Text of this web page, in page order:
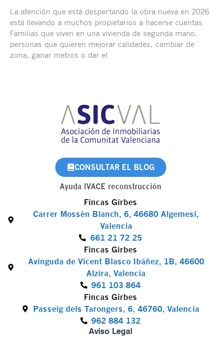
La atención que está despertando la obra nueva en 2026
está llevando a muchos propietarios a hacerse cuentas.
Familias que viven en una vivienda de segunda mano,
personas que quieren mejorar calidades, cambiar de
zona, ganar metros o dar el
CONSULTAR EL BLOG
Ayuda IVACE reconstrucción
Fincas Girbes
Carrer Mossèn Blanch, 6, 46680 Algemesí,
Valencia
661 21 72 25
Fincas Girbes
Avinguda de Vicent Blasco Ibáñez, 1B, 46600
Alzira, Valencia
961 103 864
Fincas Girbes
Passeig dels Tarongers, 6, 46760, Valencia
962 884 132
Aviso Legal